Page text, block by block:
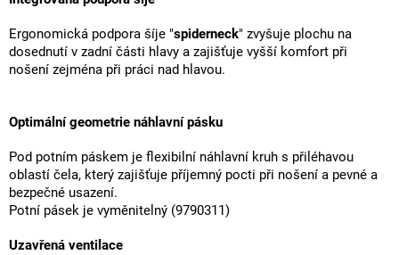
Ergonomická podpora šíje "spiderneck" zvyšuje plochu na
dosednutí v zadní části hlavy a zajišťuje vyšší komfort při
nošení zejména při práci nad hlavou.
Optimální geometrie náhlavní pásku
Pod potním páskem je flexibilní náhlavní kruh s přiléhavou
oblastí čela, který zajišťuje příjemný pocti při nošení a pevné a
bezpečné usazení.
Potní pásek je vyměnitelný (9790311)
Uzavřená ventilace